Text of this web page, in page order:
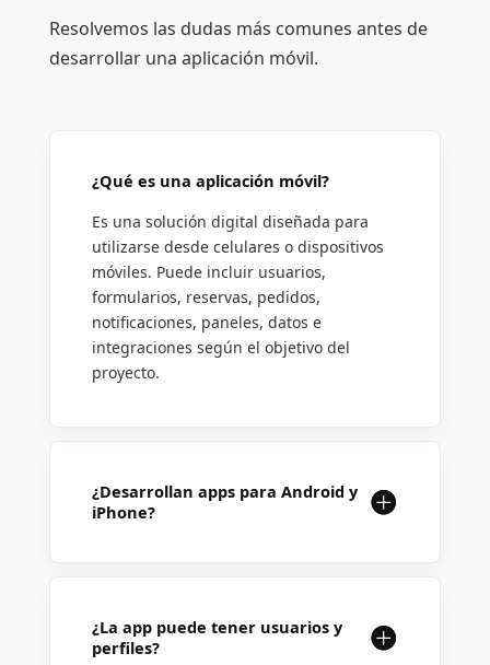
Resolvemos las dudas más comunes antes de
desarrollar una aplicación móvil.
¿Qué es una aplicación móvil?
Es una solución digital diseñada para
utilizarse desde celulares o dispositivos
móviles. Puede incluir usuarios,
formularios, reservas, pedidos,
notificaciones, paneles, datos e
integraciones según el objetivo del
proyecto.
¿Desarrollan apps para Android y
iPhone?
¿La app puede tener usuarios y
perfiles?